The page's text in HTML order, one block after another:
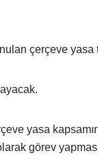
çerçeve yasa
yasa
görev